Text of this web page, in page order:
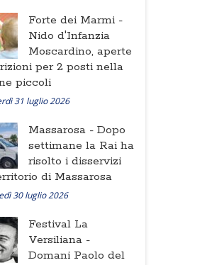
Forte dei Marmi -
Nido d'Infanzia
Moscardino, aperte
per 2 posti nella
piccoli
31 luglio 2026
Massarosa - Dopo
settimane la Rai ha
risolto i disservizi
di Massarosa
30 luglio 2026
Festival La
Versiliana -
Domani Paolo del